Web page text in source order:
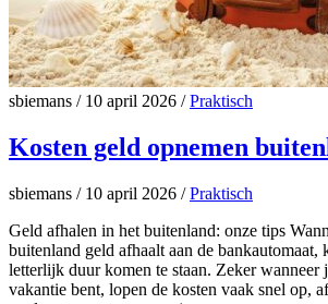
sbiemans /10 april 2026 / Praktisch
Kosten geld opnemen
sbiemans /10 april 2026 / Praktisch
Geld afhalen in het buitenland: onze tips
buitenland geld afhaalt aan de bankautomaat,
letterlijk duur komen te staan. Zeker wanneer
vakantie bent, lopen de kosten vaak snel op,